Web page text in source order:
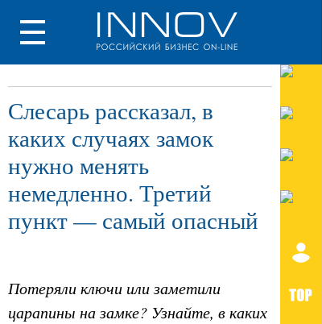
Слесарь рассказал, в
каких случаях замок
нужно менять
немедленно. Третий
пункт — самый опасный
Потеряли ключи или заметили
царапины на замке? Узнайте, в каких